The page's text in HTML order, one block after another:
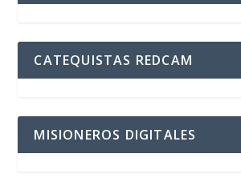
CATEQUISTAS REDCAM
MISIONEROS DIGITALES